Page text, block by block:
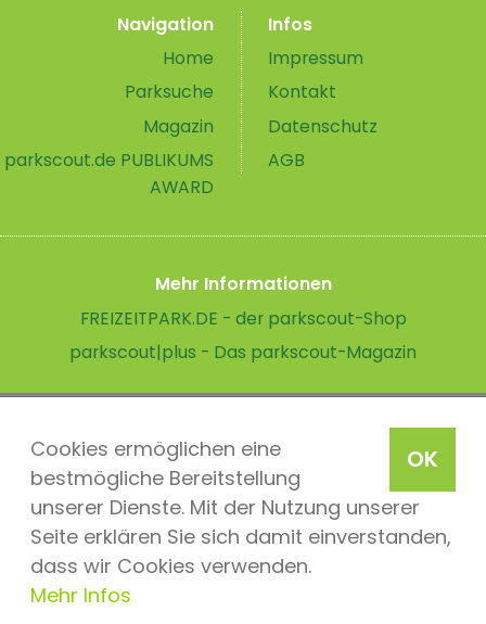
OK
Cookies ermöglichen eine
bestmögliche Bereitstellung
unserer Dienste. Mit der Nutzung unserer
Seite erklären Sie sich damit einverstanden,
dass wir Cookies verwenden.
Mehr Infos
Navigation
Home
Parksuche
Magazin
parkscout.de PUBLIKUMS
AWARD
Infos
Impressum
Kontakt
Datenschutz
AGB
Mehr Informationen
FREIZEITPARK.DE - der parkscout-Shop
parkscout|plus - Das parkscout-Magazin
parkscout.de 2026, ein Produkt der Parkteam AG